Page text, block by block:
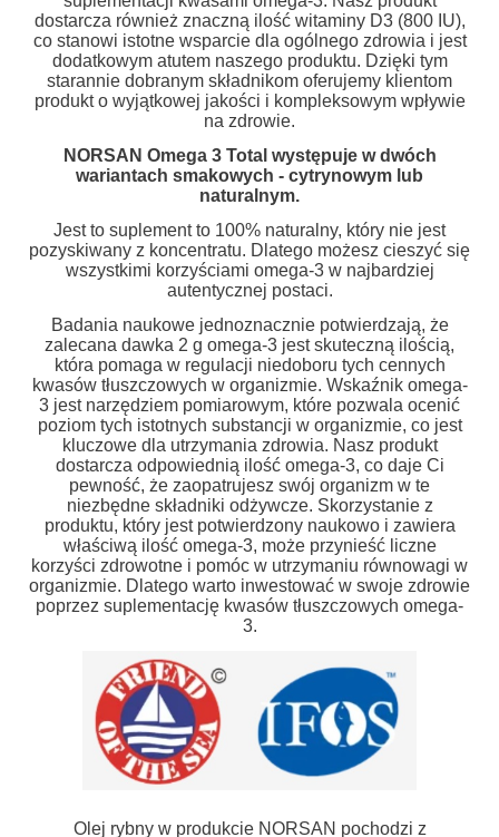
dostarcza również znaczną ilość witaminy D3 (800 IU),
co stanowi istotne wsparcie dla ogólnego zdrowia i jest
dodatkowym atutem naszego produktu. Dzięki tym
starannie dobranym składnikom oferujemy klientom
produkt o wyjątkowej jakości i kompleksowym wpływie
na zdrowie.
NORSAN Omega 3 Total występuje w dwóch
wariantach smakowych - cytrynowym lub
naturalnym.
Jest to suplement to 100% naturalny, który nie jest
pozyskiwany z koncentratu. Dlatego możesz cieszyć się
wszystkimi korzyściami omega-3 w najbardziej
autentycznej postaci.
Badania naukowe jednoznacznie potwierdzają, że
zalecana dawka 2 g omega-3 jest skuteczną ilością,
która pomaga w regulacji niedoboru tych cennych
kwasów tłuszczowych w organizmie. Wskaźnik omega-
3 jest narzędziem pomiarowym, które pozwala ocenić
poziom tych istotnych substancji w organizmie, co jest
kluczowe dla utrzymania zdrowia. Nasz produkt
dostarcza odpowiednią ilość omega-3, co daje Ci
pewność, że zaopatrujesz swój organizm w te
niezbędne składniki odżywcze. Skorzystanie z
produktu, który jest potwierdzony naukowo i zawiera
właściwą ilość omega-3, może przynieść liczne
korzyści zdrowotne i pomóc w utrzymaniu równowagi w
organizmie. Dlatego warto inwestować w swoje zdrowie
poprzez suplementację kwasów tłuszczowych omega-
3.
Olej rybny w produkcie NORSAN pochodzi z